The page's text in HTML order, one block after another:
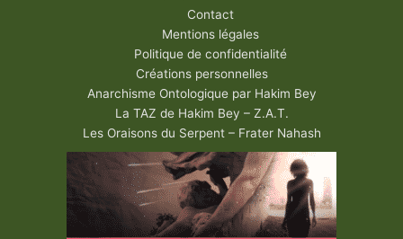
Contact
Mentions légales
Politique de confidentialité
Créations personnelles
Anarchisme Ontologique par Hakim Bey
La TAZ de Hakim Bey – Z.A.T.
Les Oraisons du Serpent – Frater Nahash